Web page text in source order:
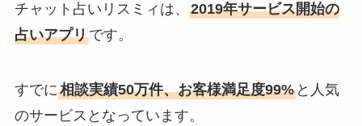
チャット占いリスミィは、 2019年サービス開始の
占いアプリです。
すでに相談実績50万件、お客様満足度99%と人気
のサービスとなっています。